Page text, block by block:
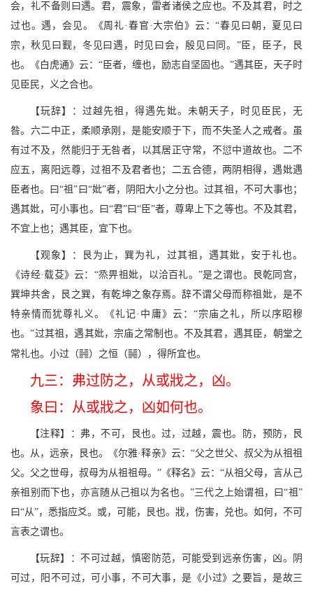
会，礼不备则曰遇。君，震象，雷者诸侯之应也。不及其君，时之
过也。遇，会见。《周礼·春官·大宗伯》云：“春见曰朝，夏见曰
宗，秋见曰觐，冬见曰遇，时见曰会，殷见曰同。”臣，臣子，艮
也。《白虎通》云：“臣者，缠也，励志自坚固也。”遇其臣，天子时
见臣民，义之合也。
【玩辞】：过越先祖，得遇先妣。未朝天子，时见臣民，无
咎。六二中正，柔顺承刚，是能安顺于下，而不失圣人之戒者。虽
有过不及，然能归于无咎者，以其居正守常，不愆中道故也。二不
应五，离阳远尊，过祖不及君者也；二五合德，两阴相得，遇妣遇
臣者也。曰“祖”曰“妣”者，阴阳大小之分也。过其祖，不可大事也；
遇其妣，可小事也。曰“君”曰“臣”者，尊卑上下之等也。不及其君，
不宜上也；遇其臣，宜下也。
【观象】：艮为止，巽为礼，过其祖，遇其妣，安于礼也。
《诗经·载芟》云：“烝畀祖妣，以洽百礼。”是之谓也。艮乾同宫，
巽坤共舍，艮之巽，有乾坤之象存焉。辞不谓父母而称祖妣，是不
特亲情而犹尊礼义。《礼记·中庸》云：“宗庙之礼，所以序昭穆
也。”过其祖，遇其妣，宗庙之常制也。不及其君，遇其臣，朝堂之
常礼也。小过（<）之恒（/），得所宜也。
九三：弗过防之，从或戕之，凶。
象曰：从或戕之，凶如何也。
【注释】：弗，不可，艮也。过，过越，震也。防，预防，艮
也。从，远亲，艮也。《尔雅·释亲》云：“父之世父、叔父为从祖祖
父。父之世母，叔母为从祖祖母。”《释名》云：“从祖父母，言从己
亲祖别而下也，亦言随从己祖以为名也。”三代之上始谓祖，曰“祖”
曰“从”，悉指应爻。或，可能，艮也。戕，伤害，兑也。如何，不可
言表之谓也。
【玩辞】：不可过越，慎密防范，可能受到远亲伤害，凶。阴
可过，阳不可过，可小事，不可大事，是《小过》之要旨，是故三